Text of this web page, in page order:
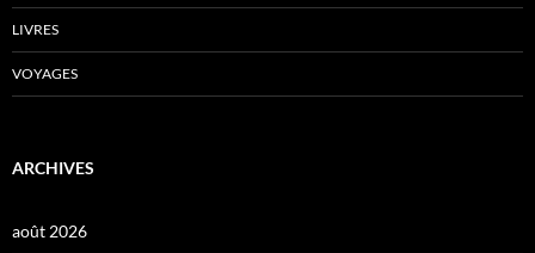
LIVRES
VOYAGES
ARCHIVES
août 2026